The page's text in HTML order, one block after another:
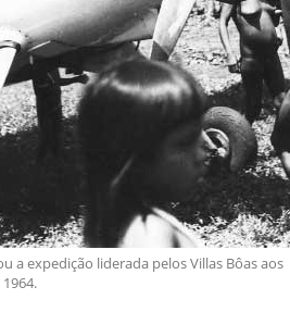
a expedição liderada pelos Villas Bôas aos